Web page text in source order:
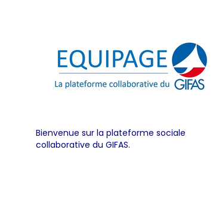
Bienvenue sur la plateforme sociale
collaborative du GIFAS.